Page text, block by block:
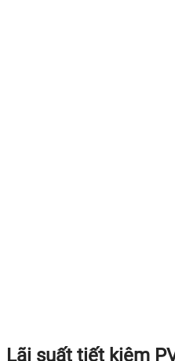
Lãi suất tiết kiệm